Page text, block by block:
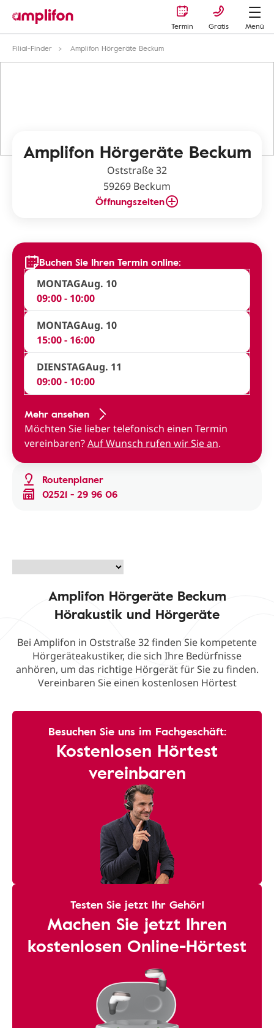
Termin Gratis
Menü
Filial-Finder
Amplifon Hörgeräte Beckum
Amplifon Hörgeräte Beckum
Oststraße 32
59269 Beckum
Öffnungszeiten
Routenplaner
02521 - 29 96 06
Buchen Sie Ihren Termin online:
MONTAGAug. 10
09:00 - 10:00
MONTAGAug. 10
15:00 - 16:00
DIENSTAGAug. 11
09:00 - 10:00
Mehr ansehen
Möchten Sie lieber telefonisch einen Termin
vereinbaren?Auf Wunsch rufen wir Sie an.
Amplifon Hörgeräte Beckum
Hörakustik und Hörgeräte
Bei Amplifon in Oststraße 32 finden Sie kompetente
Hörgeräteakustiker, die sich Ihre Bedürfnisse
anhören, um das richtige Hörgerät für Sie zu finden.
Vereinbaren Sie einen kostenlosen Hörtest
Besuchen Sie uns im Fachgeschäft:
Kostenlosen Hörtest
vereinbaren
Testen Sie jetzt Ihr Gehör!
Machen Sie jetzt Ihren
kostenlosen Online-Hörtest